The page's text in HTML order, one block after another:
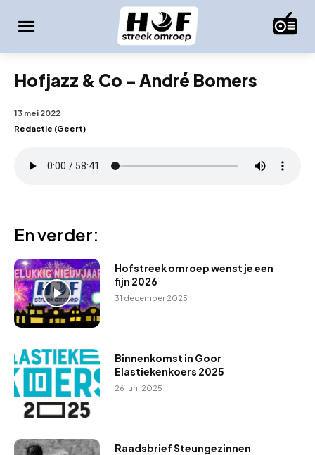
Hofjazz & Co – André Bomers
13 mei 2022
Redactie (Geert)
En verder:
Hofstreek omroep wenst je een
fijn 2026
31 december 2025
Binnenkomst in Goor
Elastiekenkoers 2025
26 juni 2025
Raadsbrief Steungezinnen